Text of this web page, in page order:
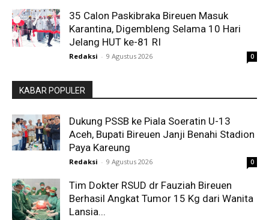
35 Calon Paskibraka Bireuen Masuk
Karantina, Digembleng Selama 10 Hari
Jelang HUT ke-81 RI
Redaksi - 9 Agustus 2026 0
KABAR POPULER
Dukung PSSB ke Piala Soeratin U-13
Aceh, Bupati Bireuen Janji Benahi Stadion
Paya Kareung
Redaksi - 9 Agustus 2026 0
Tim Dokter RSUD dr Fauziah Bireuen
Berhasil Angkat Tumor 15 Kg dari Wanita
Lansia...